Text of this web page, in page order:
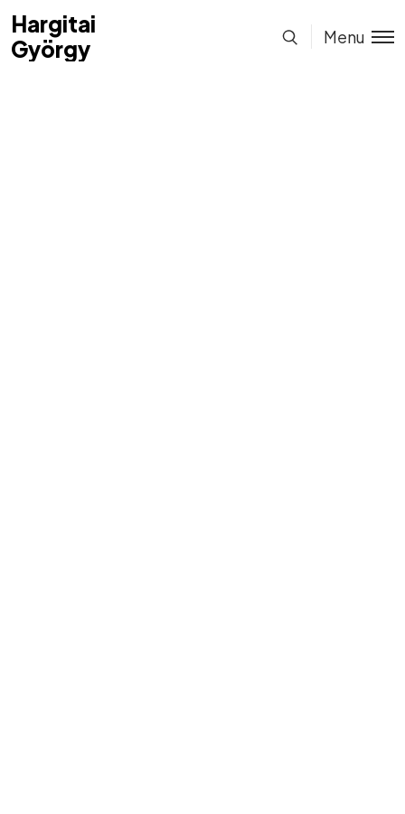
Hargitai
György
Hargitai
György
Menu